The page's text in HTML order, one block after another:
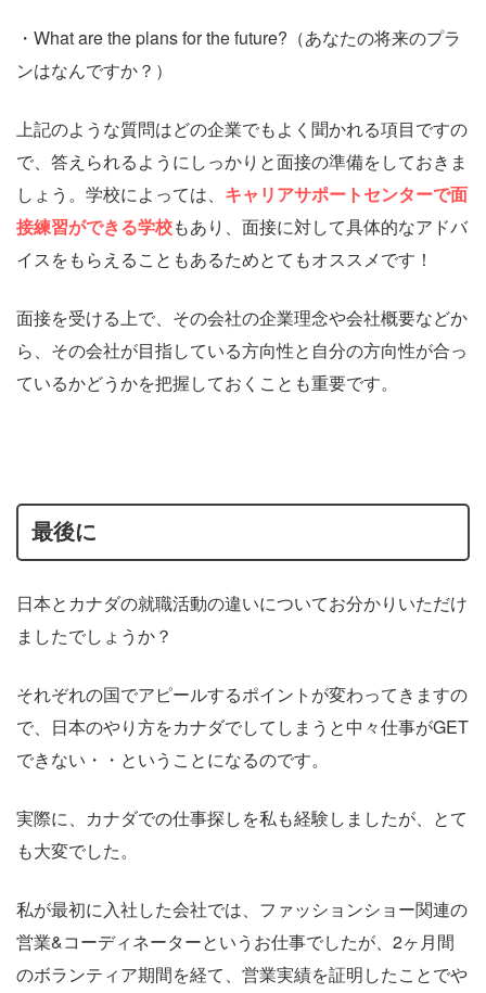
・What are the plans for the future?（あなたの将来のプラ
ンはなんですか？）
上記のような質問はどの企業でもよく聞かれる項目ですの
で、答えられるようにしっかりと面接の準備をしておきま
しょう。学校によっては、 キャリアサポートセンターで面
接練習ができる学校もあり、面接に対して具体的なアドバ
イスをもらえることもあるためとてもオススメです！
面接を受ける上で、その会社の企業理念や会社概要などか
ら、その会社が目指している方向性と自分の方向性が合っ
ているかどうかを把握しておくことも重要です。
最後に
日本とカナダの就職活動の違いについてお分かりいただけ
ましたでしょうか？
それぞれの国でアピールするポイントが変わってきますの
で、日本のやり方をカナダでしてしまうと中々仕事がGET
できない・・ということになるのです。
実際に、カナダでの仕事探しを私も経験しましたが、とて
も大変でした。
私が最初に入社した会社では、ファッションショー関連の
営業&コーディネーターというお仕事でしたが、2ヶ月間
のボランティア期間を経て、営業実績を証明したことでや